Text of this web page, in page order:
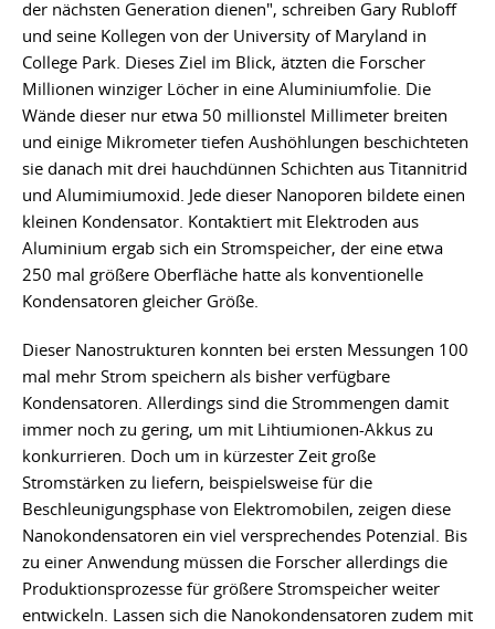
der nächsten Generation dienen", schreiben Gary Rubloff
und seine Kollegen von der University of Maryland in
College Park. Dieses Ziel im Blick, ätzten die Forscher
Millionen winziger Löcher in eine Aluminiumfolie. Die
Wände dieser nur etwa 50 millionstel Millimeter breiten
und einige Mikrometer tiefen Aushöhlungen beschichteten
sie danach mit drei hauchdünnen Schichten aus Titannitrid
und Alumimiumoxid. Jede dieser Nanoporen bildete einen
kleinen Kondensator. Kontaktiert mit Elektroden aus
Aluminium ergab sich ein Stromspeicher, der eine etwa
250 mal größere Oberfläche hatte als konventionelle
Kondensatoren gleicher Größe.
Dieser Nanostrukturen konnten bei ersten Messungen 100
mal mehr Strom speichern als bisher verfügbare
Kondensatoren. Allerdings sind die Strommengen damit
immer noch zu gering, um mit Lihtiumionen-Akkus zu
konkurrieren. Doch um in kürzester Zeit große
Stromstärken zu liefern, beispielsweise für die
Beschleunigungsphase von Elektromobilen, zeigen diese
Nanokondensatoren ein viel versprechendes Potenzial. Bis
zu einer Anwendung müssen die Forscher allerdings die
Produktionsprozesse für größere Stromspeicher weiter
entwickeln. Lassen sich die Nanokondensatoren zudem mit